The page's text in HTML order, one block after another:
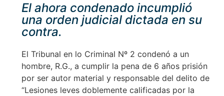
El ahora condenado incumplió
una orden judicial dictada en su
contra.
El Tribunal en lo Criminal Nº 2 condenó a un
hombre, R.G., a cumplir la pena de 6 años prisión
por ser autor material y responsable del delito de
“Lesiones leves doblemente calificadas por la